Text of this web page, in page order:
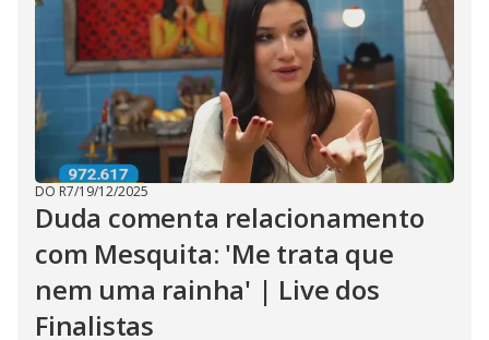
DO R7/19/12/2025
Duda comenta relacionamento
com Mesquita: 'Me trata que
nem uma rainha' | Live dos
Finalistas